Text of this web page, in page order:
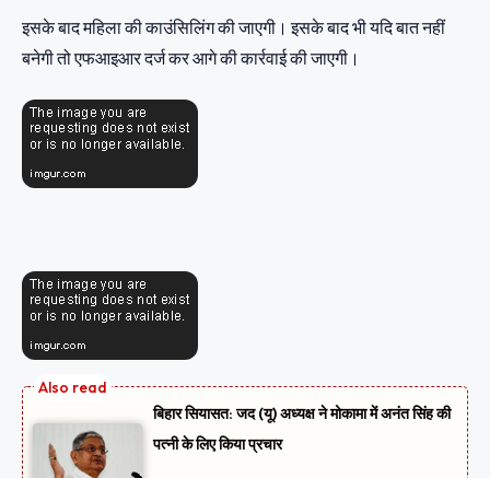
इसके बाद महिला की काउंसिलिंग की जाएगी। इसके बाद भी यदि बात नहीं
बनेगी तो एफआइआर दर्ज कर आगे की कार्रवाई की जाएगी।
बिहार सियासत: जद (यू) अध्यक्ष ने मोकामा में अनंत सिंह की
पत्नी के लिए किया प्रचार